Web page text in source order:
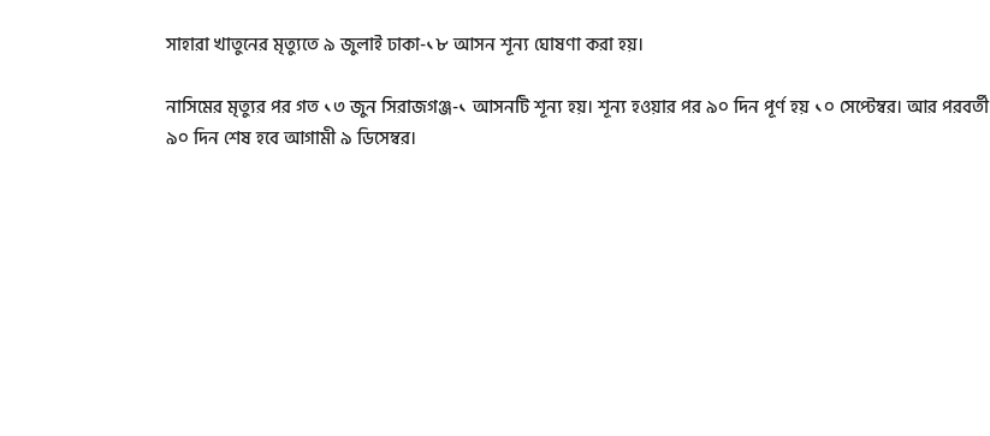
সাহারা খাতুনের মৃত্যুতে ৯ জুলাই ঢাকা-১৮ আসন শূন্য ঘোষণা করা হয়।
নাসিমের মৃত্যুর পর গত ১৩ জুন সিরাজগঞ্জ-১ আসনটি শূন্য হয়। শূন্য হওয়ার পর ৯০ দিন পূর্ণ হয় ১০ সেপ্টেম্বর। আর পরবর্তী
৯০ দিন শেষ হবে আগামী ৯ ডিসেম্বর।